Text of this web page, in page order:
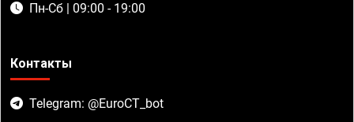
Пн-Сб | 09:00 - 19:00
Контакты
Telegram: @EuroCT_bot